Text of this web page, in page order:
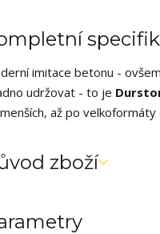
imitace betonu - ovšem
udržovat - to je
až po
zboží